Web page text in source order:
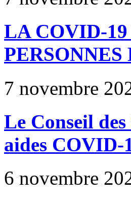
LA COVID-
7 novembre
Le Conseil
aides COVID-
6 novembre